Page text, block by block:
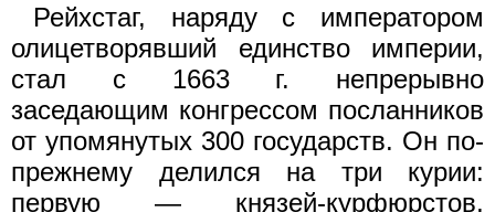
Рейхстаг, наряду с императором
олицетворявший единство империи,
стал с 1663 г. непрерывно
заседающим конгрессом посланников
от упомянутых 300 государств. Он по-
прежнему делился на три курии:
первую — князей-курфюрстов,